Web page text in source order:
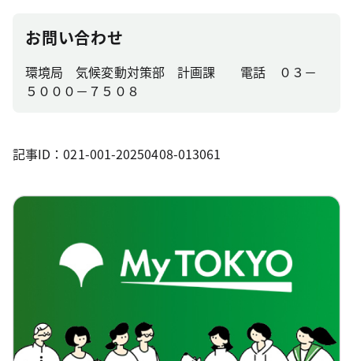
お問い合わせ
環境局 気候変動対策部 計画課 電話 ０３－
５０００－７５０８
記事ID：021-001-20250408-013061